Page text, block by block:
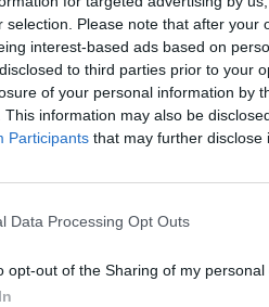
selection. Please note that after your
interest-based ads based on
to third parties prior to your
of your personal information by
This information may also be
Participants that may further disclose
Data Processing Opt Outs
opt-out of the Sharing of my personal
sia racchiuso in
diversificare i servizi
anziani. Certo, costa
anche di sabato e
delLago Maggiore
l’imprenditore –
i momenti di
il cambio gomme,